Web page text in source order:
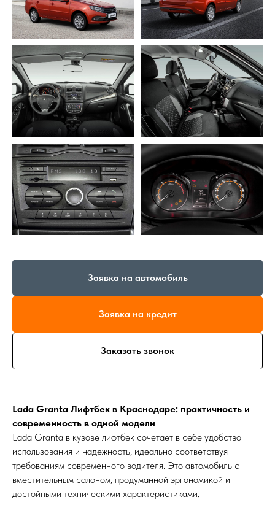
Заявка на автомобиль
Заявка на кредит
Заказать звонок
Lada Granta Лифтбек в Краснодаре: практичность и
современность в одной модели
Lada Granta в кузове лифтбек сочетает в себе удобство
использования и надежность, идеально соответствуя
требованиям современного водителя. Это автомобиль с
вместительным салоном, продуманной эргономикой и
достойными техническими характеристиками.